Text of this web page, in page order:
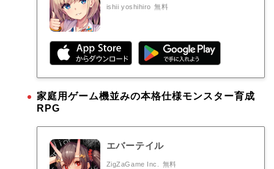
ishii yoshihiro 無料
家庭用ゲーム機並みの本格仕様モンスター育成
RPG
エバーテイル
ZigZaGame Inc. 無料